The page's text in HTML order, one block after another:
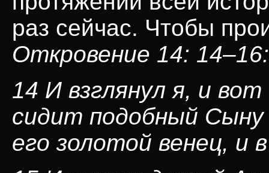
раз сейчас. Чтобы
Откровение 14: 14–16:
14 И взглянул я, и
сидит подобный Сыну
его золотой венец, и